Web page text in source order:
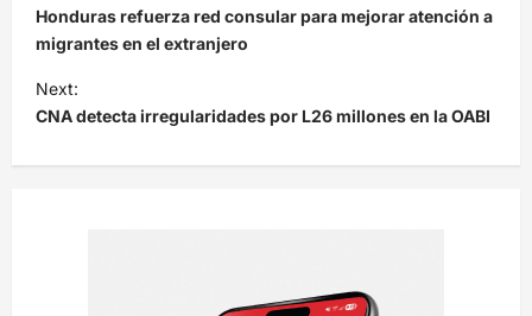
a
v
e
g
a
Honduras refuerza red consular para mejorar atención a
migrantes en el extranjero
Next:
CNA detecta irregularidades por L26 millones en la OABI